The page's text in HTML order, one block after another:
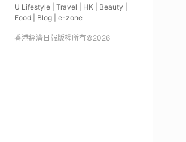
U Lifestyle Travel HK Beauty
Food
Blog e-zone
香港經濟日報版權所有©2026